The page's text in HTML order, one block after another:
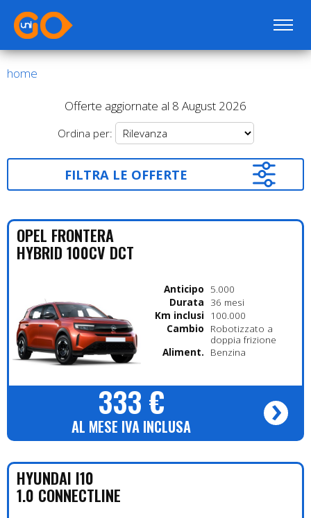
home
Offerte aggiornate al 8 August 2026
Ordina per:
FILTRA LE OFFERTE
OPEL FRONTERA
HYBRID 100CV DCT
Anticipo 5.000
Durata 36 mesi
Km inclusi 100.000
Cambio Robotizzato a
doppia frizione
Alimentazione
Benzina
333 €
AL MESE IVA INCLUSA
HYUNDAI I10
1.0 CONNECTLINE